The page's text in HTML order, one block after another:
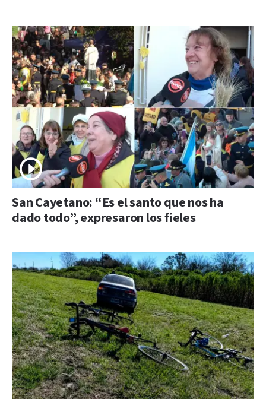
San Cayetano: “Es el santo que nos ha
dado todo”, expresaron los fieles